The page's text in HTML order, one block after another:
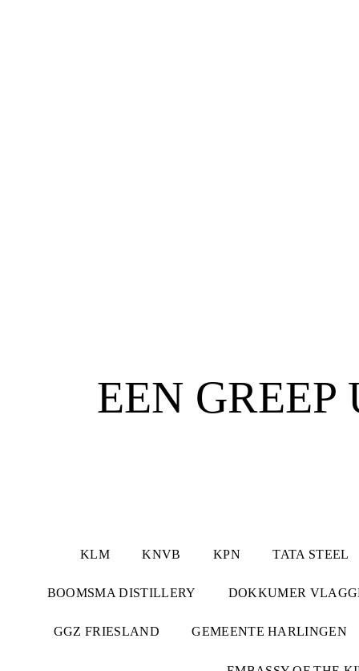
EEN
KLM KNVB KPN TATA STEEL
BOOMSMA DISTILLERY DOKKUMER
GGZ FRIESLAND GEMEENTE HARLINGEN